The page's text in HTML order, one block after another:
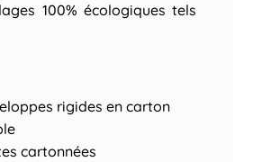
100% écologiques tels
rigides en carton
cartonnées